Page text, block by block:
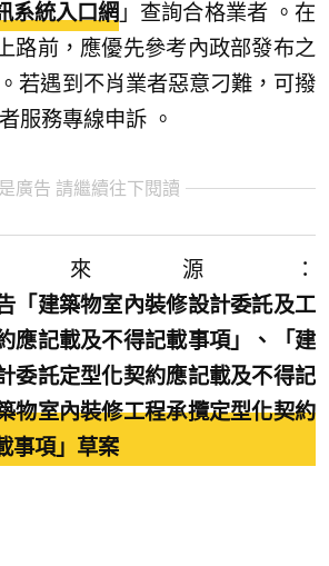
系統入口網 」查詢合格業者 。在
路前，應優先參考內政部發布之
若遇到不肖業者惡意刁難，可撥
服務專線申訴 。
廣告 請繼續往下閱讀
來源：
「建築物室內裝修設計委託及工
應記載及不得記載事項」、「建
委託定型化契約應記載及不得記
物室內裝修工程承攬定型化契約
事項」草案